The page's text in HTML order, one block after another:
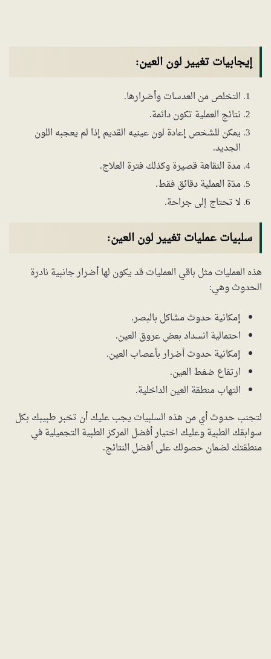
إيجابيات تغيير لون العين:
التخلص من العدسات وأضرارها.
نتائج العملية تكون دائمة.
يمكن للشخص إعادة لون عينيه القديم إذا لم يعجبه اللون
الجديد.
مدة النقاهة قصيرة وكذلك فترة العلاج.
مدّة العملية دقائق فقط.
لا تحتاج إلى جراحة.
سلبيات عمليات تغيير لون العين:
هذه العمليات مثل باقي العمليات قد يكون لها أضرار جانبية نادرة
الحدوث وهي:
إمكانية حدوث مشاكل بالبصر.
احتمالية انسداد بعض عروق العين.
إمكانية حدوث أضرار بأعصاب العين.
ارتفاع ضغط العين.
التهاب منطقة العين الداخلية.
لتجنب حدوث أي من هذه السلبيات يجب عليك أن تخبر طبيبك بكل
سوابقك الطبية وعليك اختيار أفضل المركز الطبية التجميلية في
منطقتك لضمان حصولك على أفضل النتائج.